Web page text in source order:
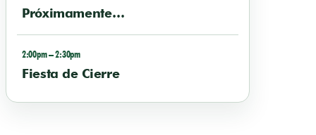
Próximamente…
2:00pm – 2:30pm
Fiesta de Cierre